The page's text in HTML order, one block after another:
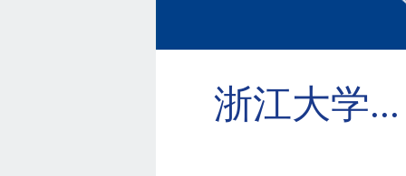
浙江大学...